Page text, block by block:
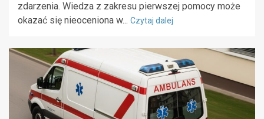
zdarzenia. Wiedza z zakresu pierwszej pomocy może
okazać się nieoceniona w... Czytaj dalej